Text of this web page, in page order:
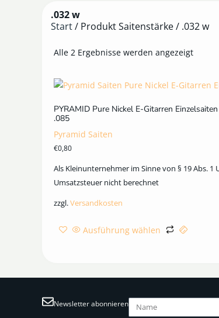
.032 w
Start/ Produkt Saitenstärke / .032 w
Alle 2 Ergebnisse werden angezeigt
PYRAMID Pure Nickel E-Gitarren
.085
Pyramid Saiten
€0,80
Als Kleinunternehmer im Sinne von § 19 Abs. 1
Umsatzsteuer nicht berechnet
zzgl.Versandkosten
Ausführung wählen
Newsletter abonnieren